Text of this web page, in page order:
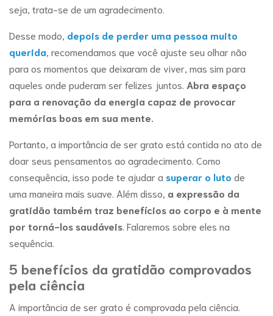
seja, trata-se de um agradecimento.
Desse modo, depois de perder uma pessoa muito
querida, recomendamos que você ajuste seu olhar não
para os momentos que deixaram de viver, mas sim para
aqueles onde puderam ser felizes juntos. Abra espaço
para a renovação da energia capaz de provocar
memórias boas em sua mente.
Portanto, a importância de ser grato está contida no ato de
doar seus pensamentos ao agradecimento. Como
consequência, isso pode te ajudar asuperar o luto de
uma maneira mais suave. Além disso, a expressão da
gratidão também traz benefícios ao corpo e à mente
por torná-los saudáveis. Falaremos sobre eles na
sequência.
5 benefícios da gratidão comprovados
pela ciência
A importância de ser grato é comprovada pela ciência.